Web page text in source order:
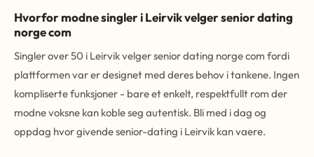
Hvorfor modne singler i Leirvik velger senior dating
norge com
Singler over 50 i Leirvik velger senior dating norge com fordi
plattformen var er designet med deres behov i tankene. Ingen
kompliserte funksjoner - bare et enkelt, respektfullt rom der
modne voksne kan koble seg autentisk. Bli med i dag og
oppdag hvor givende senior-dating i Leirvik kan vaere.